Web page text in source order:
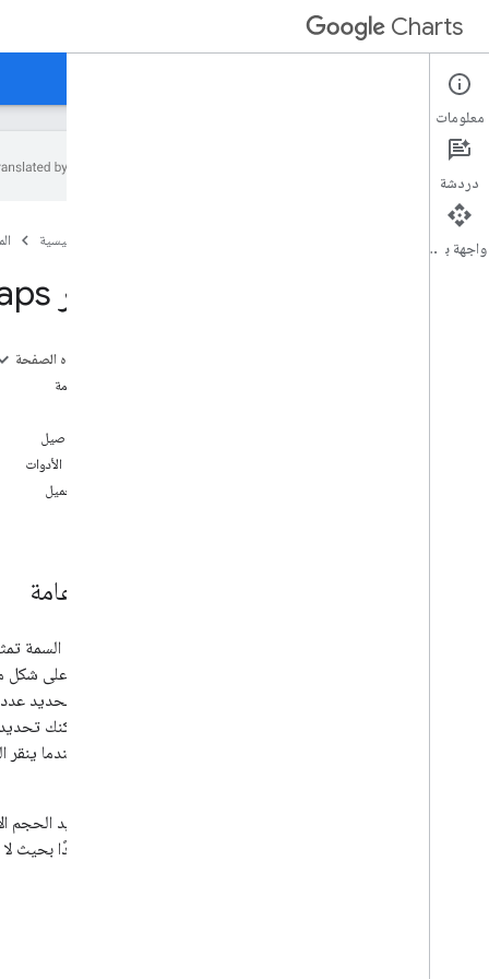
Charts
نظرة عامة
الصفحة الرئيسية
تقرير Treemaps
على هذه الصفحة
نظرة عامة
أهم التفاصيل
تلميحات الأدوات
جارٍ التحميل
نظرة عامة
تمثّل هذه السمة
كل عقدة على شكل
ويمكنك تحديد
ورقة، يمكنك
الشجرة عندما
يتم تحديد الحجم
طويلة جدًا بحيث
معلومات
دردشة
واجهة برمجة التطبيقات